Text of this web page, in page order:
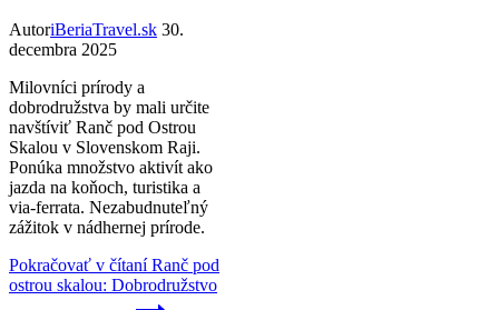
AutoriBeriaTravel.sk 30.
decembra 2025
Milovníci prírody a
dobrodružstva by mali určite
navštíviť Ranč pod Ostrou
Skalou v Slovenskom Raji.
Ponúka množstvo aktivít ako
jazda na koňoch, turistika a
via-ferrata. Nezabudnuteľný
zážitok v nádhernej prírode.
Pokračovať v čítaníRanč pod
ostrou skalou: Dobrodružstvo